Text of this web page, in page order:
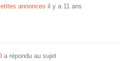
annonces il y a 11 ans
a répondu au sujet